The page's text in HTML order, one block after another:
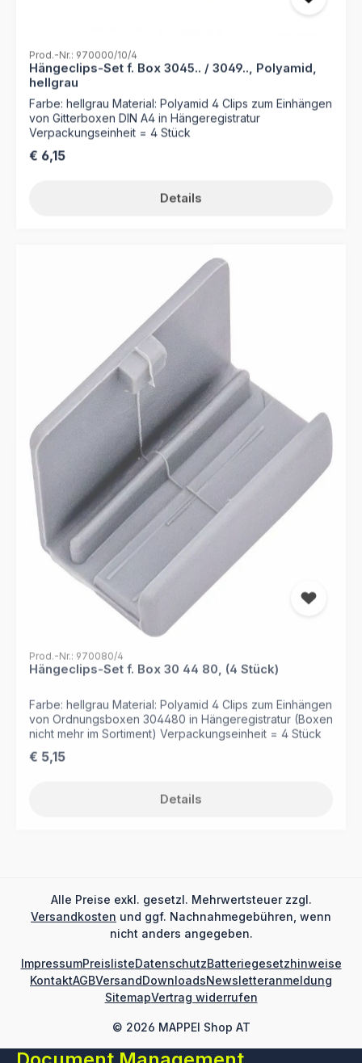
Prod.-Nr.: 970000/10/4
Hängeclips-Set f. Box 3045.. / 3049.., Polyamid,
hellgrau
Farbe: hellgrau Material: Polyamid 4 Clips zum Einhängen
von Gitterboxen DIN A4 in Hängeregistratur
Verpackungseinheit = 4 Stück
Regulärer Preis:
€ 6,15
Details
Prod.-Nr.: 970080/4
Hängeclips-Set f. Box 30 44 80, (4 Stück)
Farbe: hellgrau Material: Polyamid 4 Clips zum Einhängen
von Ordnungsboxen 304480 in Hängeregistratur (Boxen
nicht mehr im Sortiment) Verpackungseinheit = 4 Stück
Regulärer Preis:
€ 5,15
Details
Alle Preise exkl. gesetzl. Mehrwertsteuer zzgl.
Versandkosten und ggf. Nachnahmegebühren, wenn
nicht anders angegeben.
© 2026 MAPPEI Shop AT
ImpressumPreislisteDatenschutzBatteriegesetzhinweise
KontaktAGBVersandDownloadsNewsletteranmeldung
SitemapVertrag widerrufen